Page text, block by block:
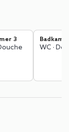
en een
gezamenlijke
adembenemend
strijkijzer en
3
WC ·